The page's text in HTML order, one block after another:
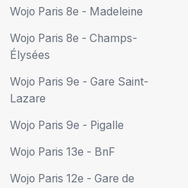
Wojo Paris 8e - Madeleine
Wojo Paris 8e - Champs-
Élysées
Wojo Paris 9e - Gare Saint-
Lazare
Wojo Paris 9e - Pigalle
Wojo Paris 13e - BnF
Wojo Paris 12e - Gare de